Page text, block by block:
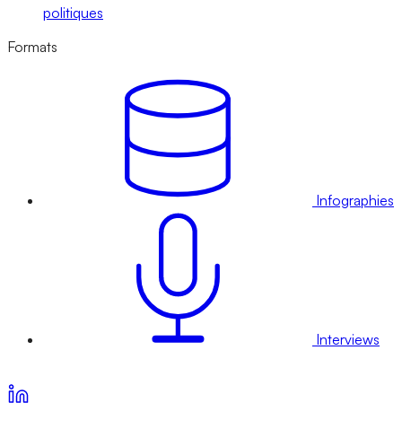
politiques
Formats
Infographies
Interviews